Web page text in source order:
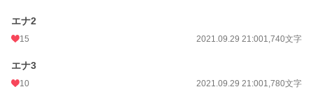
更新日時
エナ2
15 2021.09.29 21:001,740文字
エナ3
10 2021.09.29 21:001,780文字